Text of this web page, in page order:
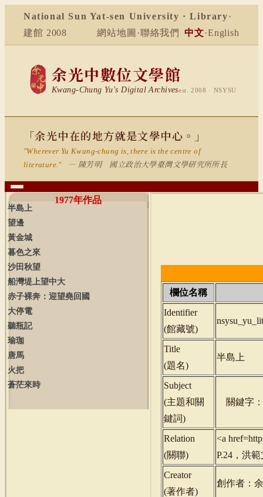
National Sun Yat-sen University · Library ·
建館 2008
網站地圖 ·聯絡我們 中文·English
余光中數位文學館
Kwang-Chung Yu's Digital Archivesest. 2008 · NSYSU
「余光中在的地方就是文學中心。」
"Wherever Yu Kwang-chung is, there is the centre of
literature."
— 陳芳明 國立政治大學臺灣文學研究所所長
1977年作品
半島上
望邊
黃金城
暮色之來
沙田秋望
船灣堤上望中大
赤子裸奔：迎望堯回國
大停電
聽瓶記
瑜珈
唐馬
火把
蒼茫來時
欄位名稱
Identifier
(館藏號)
Title
(題名)
半島上
Subject
(主題和關
鍵詞)
關鍵字：
Relation
(關聯)
<a
P.24，洪
Creator
(著作者)
創作者：